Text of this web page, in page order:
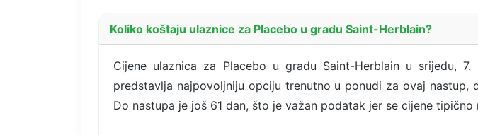
Koliko koštaju ulaznice za Placebo u gradu Saint-Herblain?
Cijene ulaznica za Placebo u gradu Saint-Herblain u srijedu,
predstavlja najpovoljniju opciju trenutno u ponudi za ovaj
Do nastupa je još 61 dan, što je važan podatak jer se cijene